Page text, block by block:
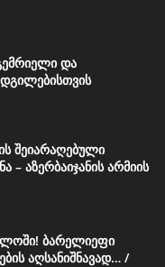
და
შეიარაღებული
– აზერბაიჯანის არმიის
ბარელიეფი
აღსანიშნავად… /